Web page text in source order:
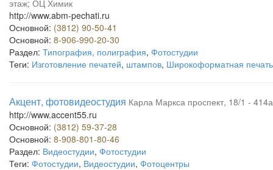
этаж; ОЦ Химик
http://www.abm-pechati.ru
Основной: (3812) 90-50-41
Основной: 8-906-990-20-30
Раздел: Типография, полиграфия, Фотостудии
Теги: Изготовление печатей, штампов, Широкоформатная печать
Акцент, фотовидеостудия Карла Маркса проспект, 18/1 -
http://www.accent55.ru
Основной: (3812) 59-37-28
Основной: 8-908-801-80-46
Раздел: Видеостудии, Фотостудии
Теги: Фотостудии, Видеостудии, Фотоцентры